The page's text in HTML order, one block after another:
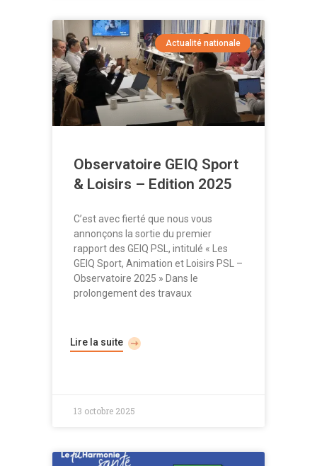
Actualité nationale
Observatoire GEIQ Sport
& Loisirs – Edition 2025
C’est avec fierté que nous vous
annonçons la sortie du premier
rapport des GEIQ PSL, intitulé « Les
GEIQ Sport, Animation et Loisirs PSL –
Observatoire 2025 » Dans le
prolongement des travaux
Lire la suite
13 octobre 2025